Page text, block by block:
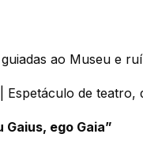
ao Museu e
Espetáculo de teatro,
Gaius, ego Gaia”